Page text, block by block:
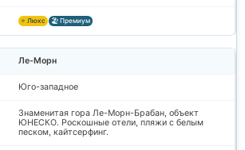
⭐ Люкс 🏖️ Премиум
Ле-Морн
Юго-западное
Знаменитая гора Ле-Морн-Брабан, объект
ЮНЕСКО. Роскошные отели, пляжи с белым
песком, кайтсерфинг.